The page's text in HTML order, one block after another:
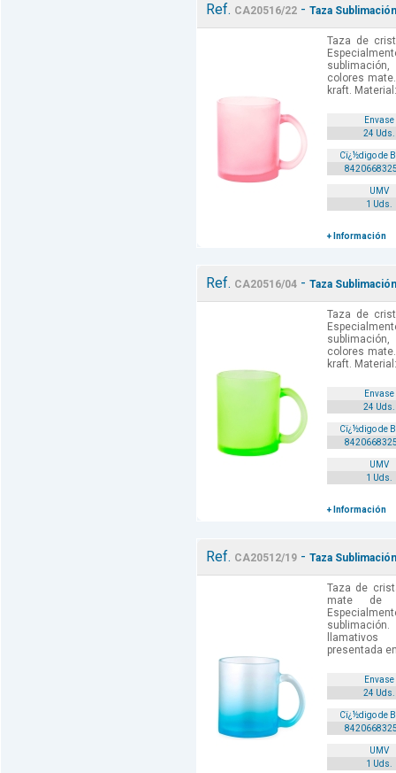
Ref. CA20516/22 - Taza
Taza de
colores
kraft.
Envase
24 Uds.
Cï¿½digo de
UMV
1 Uds.
+ Información
Ref. CA20516/04 - Taza
Taza de
colores
kraft.
Envase
24 Uds.
Cï¿½digo de
UMV
1 Uds.
+ Información
Ref. CA20512/19 - Taza
Taza de
mate de
presentada
Envase
24 Uds.
Cï¿½digo de
UMV
1 Uds.